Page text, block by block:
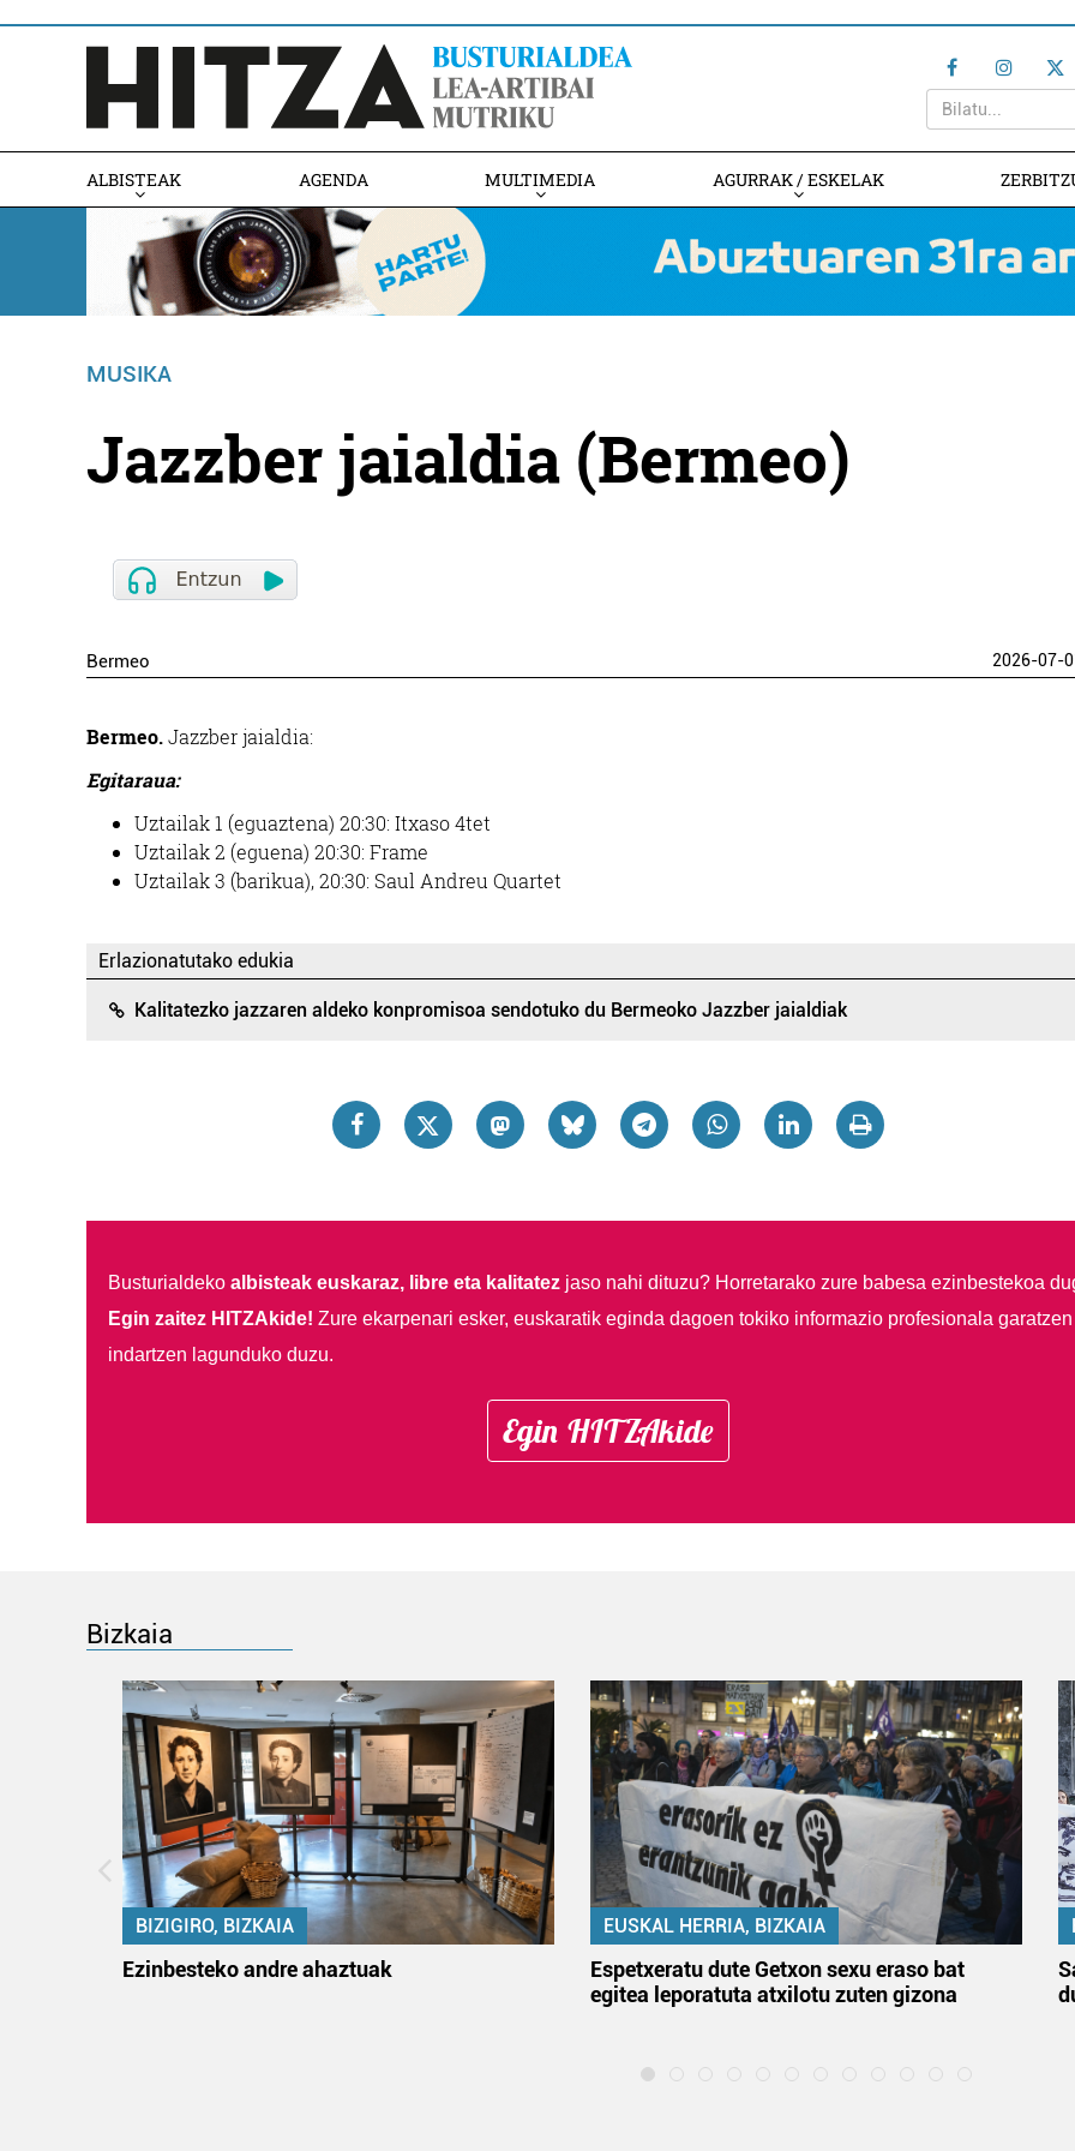
ALBISTEAK AGENDA MULTIMEDIA AGURRAK / ESKELAK
MUSIKA
Jazzber jaialdia (Bermeo)
Bermeo 2026-07-
Bermeo.Jazzber jaialdia:
Egitaraua:
Uztailak 1 (eguaztena) 20:30: Itxaso 4tet
Uztailak 2 (eguena) 20:30: Frame
Uztailak 3 (barikua), 20:30: Saul Andreu Quartet
Erlazionatutako edukia
Kalitatezko jazzaren aldeko konpromisoa sendotuko du Bermeoko Jazzber jaialdiak
Busturialdeko albisteak euskaraz, libre eta kalitatezjaso nahi dituzu? Horretarako zure babesa ezinbestekoa
Egin zaitez HITZAkide! Zure ekarpenari esker, euskaratik eginda dagoen tokiko informazio profesionala garatzen
indartzen lagunduko duzu.
Egin HITZAkide
Bizkaia
BIZIGIRO, BIZKAIA
Ezinbesteko andre ahaztuak
EUSKAL HERRIA, BIZKAIA
Espetxeratu dute Getxon sexu eraso bat
egitea leporatuta atxilotu zuten gizona